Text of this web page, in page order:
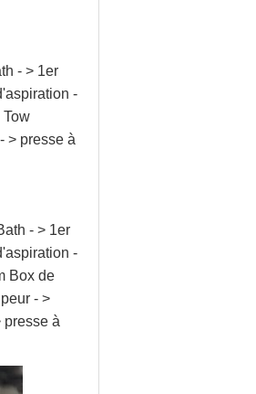
- > 1er
-
Tow
> presse à
- > 1er
-
Box de
- >
presse à